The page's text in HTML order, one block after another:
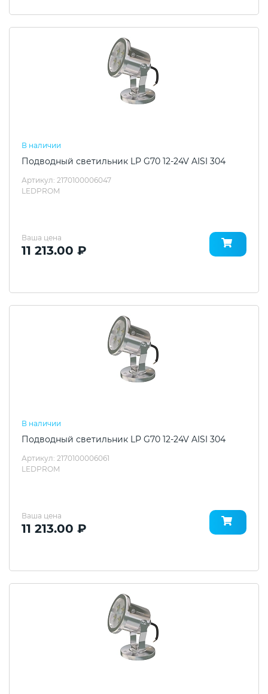
В наличии
Подводный светильник LP G70 12-24V AISI 304
Артикул: 2170100006047
LEDPROM
Ваша цена
11 213.00 ₽
В наличии
Подводный светильник LP G70 12-24V AISI 304
Артикул: 2170100006061
LEDPROM
Ваша цена
11 213.00 ₽